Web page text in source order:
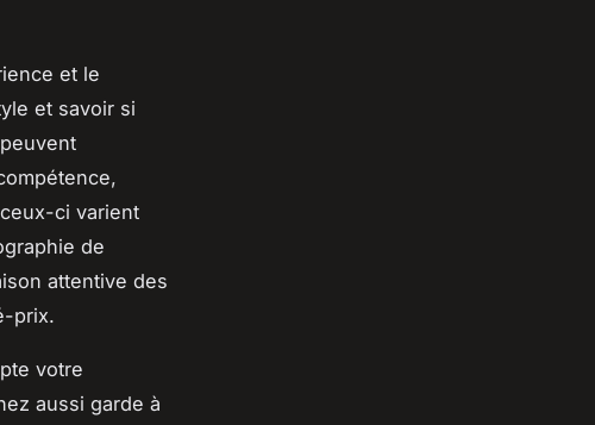
et le
et savoir si
ci varient
de
attentive des
prix.
votre
aussi garde à